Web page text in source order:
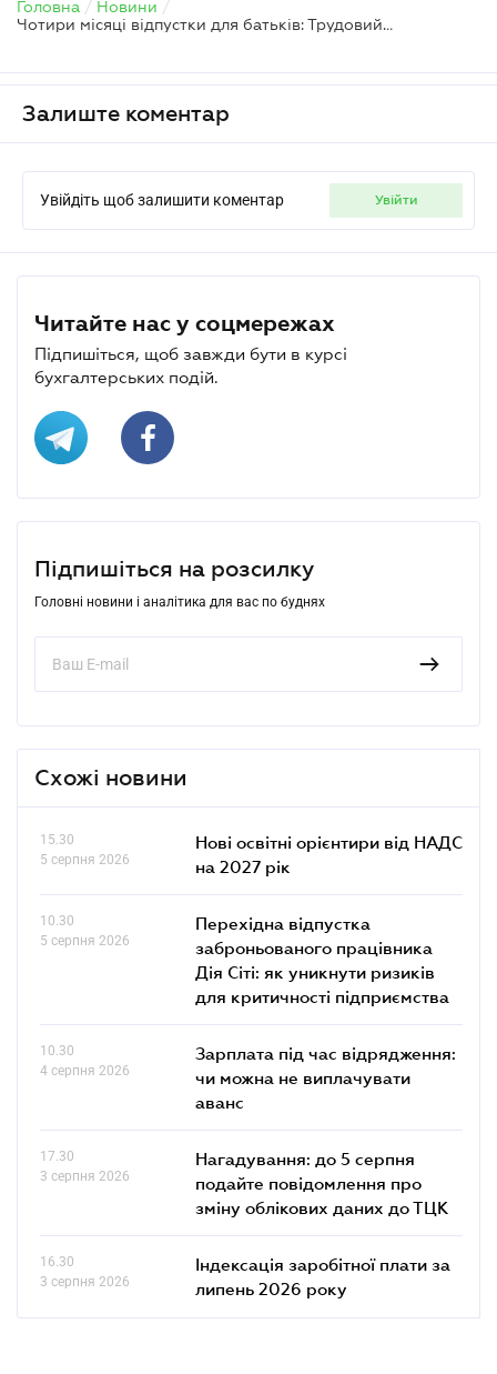
Головна / Новини /
Чотири місяці відпустки для батьків: Трудовий кодекс змінить кадрову практику
Залиште коментар
Увійдіть щоб залишити коментар увійти
Читайте нас у соцмережах
Підпишіться, щоб завжди бути в курсі
бухгалтерських подій.
Підпишіться на розсилку
Головні новини і аналітика для вас по буднях
Схожі новини
15.30
5 серпня 2026
Нові освітні орієнтири від НАДС
на 2027 рік
10.30
5 серпня 2026
Перехідна відпустка
заброньованого працівника
Дія Сіті: як уникнути ризиків
для критичності підприємства
10.30
4 серпня 2026
Зарплата під час відрядження:
чи можна не виплачувати
аванс
17.30
3 серпня 2026
Нагадування: до 5 серпня
подайте повідомлення про
зміну облікових даних до ТЦК
16.30
3 серпня 2026
Індексація заробітної плати за
липень 2026 року